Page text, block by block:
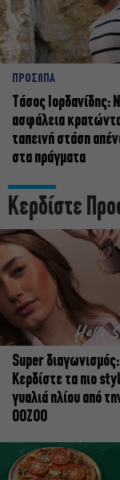
ΠΡΟΣΩΠΑ
Tάσος Ιορδανίδης:
ασφάλεια
ταπεινή στάση
στα πράγματα
Κερδίστε
Super διαγωνισμός:
Κερδίστε τα πιο
γυαλιά ηλίου από
OOZOO